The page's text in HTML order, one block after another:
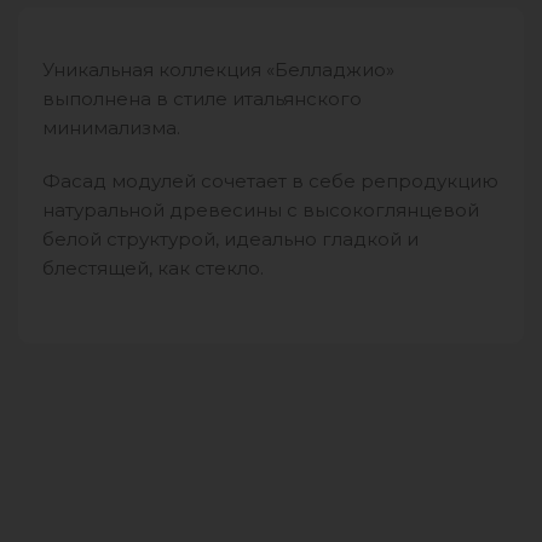
Уникальная коллекция «Белладжио»
выполнена в стиле итальянского
минимализма.
Фасад модулей сочетает в себе репродукцию
натуральной древесины с высокоглянцевой
белой структурой, идеально гладкой и
блестящей, как стекло.